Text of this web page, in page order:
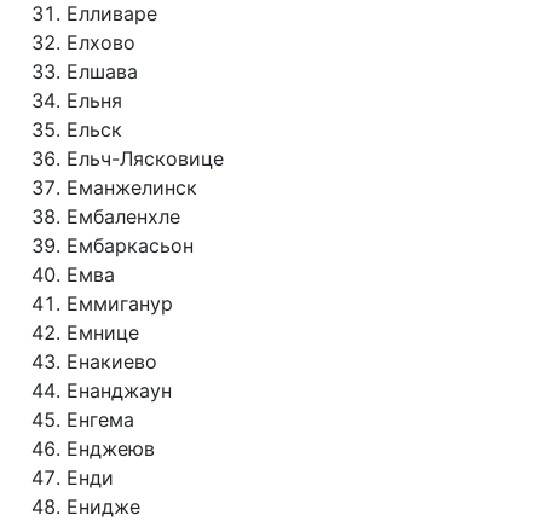
Елливаре
Елхово
Елшава
Ельня
Ельск
Ельч-Лясковице
Еманжелинск
Ембаленхле
Ембаркасьон
Емва
Еммиганур
Емнице
Енакиево
Енанджаун
Енгема
Енджеюв
Енди
Енидже